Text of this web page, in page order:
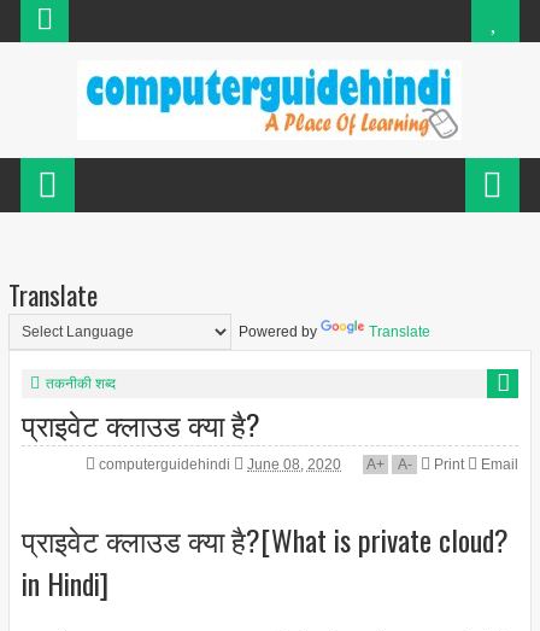
Translate
Powered by Translate
तकनीकी शब्द
प्राइवेट क्लाउड क्या है?
computerguidehindi June 08, 2020 A+ A- Print Email
प्राइवेट क्लाउड क्या है?[What is private cloud?
in Hindi]